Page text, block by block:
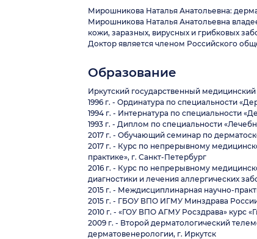
Мирошникова Наталья Анатольевна:
Мирошникова Наталья Анатольевна
кожи, заразных, вирусных и грибковых
Доктор является членом Российского
Образование
Иркутский государственный медицинский
1996 г. - Ординатура по специальности
1994 г. - Интернатура по специальности
1993 г. - Диплом по специальности
2017 г. - Обучающий семинар по
2017 г. - Курс по непрерывному
практике», г. Санкт-Петербург
2016 г. - Курс по непрерывному
диагностики и лечения аллергических
2015 г. - Междисциплинарная научно-
2015 г. - ГБОУ ВПО ИГМУ Минздрава
2010 г. - «ГОУ ВПО АГМУ Росздрава» курс
2009 г. - Второй дерматологический
дерматовенерологии, г. Иркутск